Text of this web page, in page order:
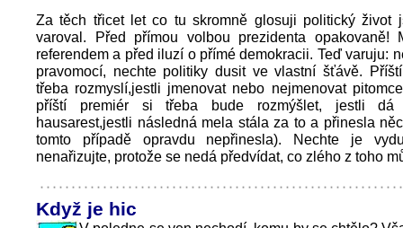
Za těch třicet let co tu skromně glosuji politický život
varoval. Před přímou volbou prezidenta opakovaně!
referendem a před iluzí o přímé demokracii. Teď varuju:
pravomocí, nechte politiky dusit ve vlastní šťávě.
třeba rozmyslí,jestli jmenovat nebo nejmenovat
příští premiér si třeba bude rozmýšlet, jestli dá
hausarest,jestli následná mela stála za to a přinesla
tomto případě opravdu nepřinesla). Nechte je
nenařizujte, protože se nedá předvídat, co zlého z toho
Když je hic